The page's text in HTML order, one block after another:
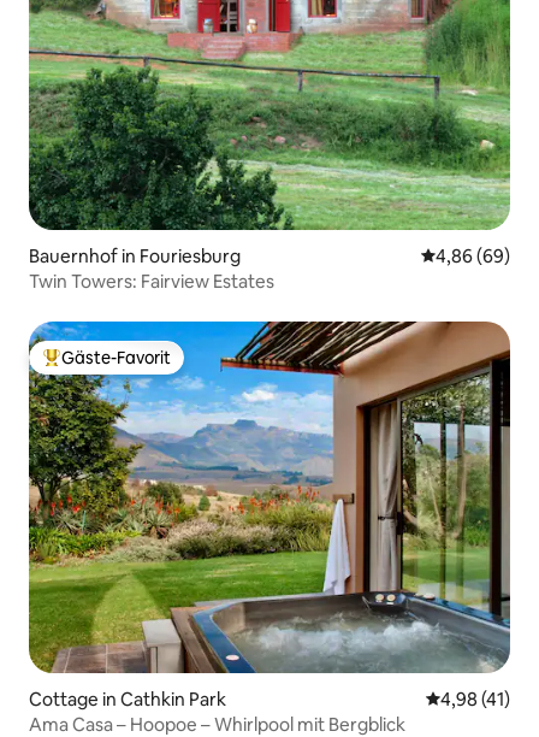
Bauernhof in Fouriesburg
4,86 (69)
Twin Towers: Fairview Estates
Beliebter Gäste-Favorit.
Gäste-Favorit
Cottage in Cathkin Park
4,98 (41)
Ama Casa – Hoopoe – Whirlpool mit Bergblick